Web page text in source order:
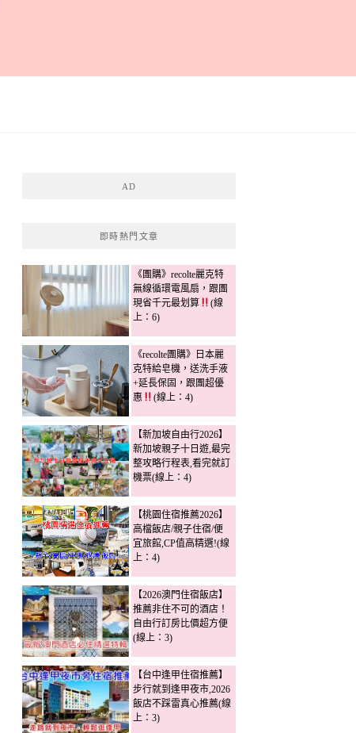
AD
即時熱門文章
《團購》recolte麗克特
無線循環電風扇，跟團
現省千元最划算
(線
上：6)
《recolte團購》日本麗
克特給皂機，送洗手液
+延長保固，跟團超優
惠
(線上：4)
【新加坡自由行2026】
新加坡親子十日遊,最完
整攻略行程表,看完就訂
機票(線上：4)
【桃園住宿推薦2026】
高檔飯店/親子住宿/便
宜旅館,CP值高精選!(線
上：4)
【2026澳門住宿飯店】
推薦非住不可的酒店！
自由行訂房比價超方便
(線上：3)
【台中逢甲住宿推薦】
步行就到逢甲夜市,2026
飯店不踩雷真心推薦(線
上：3)